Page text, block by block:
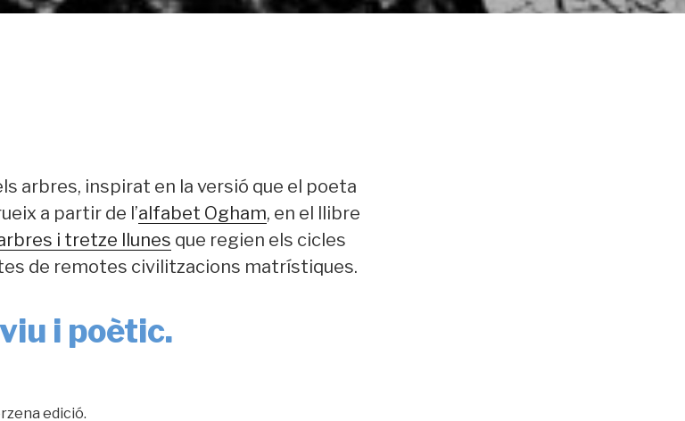
arbres, inspirat en la versió que el poeta
a partir de l’alfabet Ogham, en el llibre
i tretze llunes que regien els cicles
de remotes civilitzacions matrístiques.
i poètic.
edició.